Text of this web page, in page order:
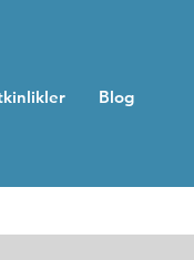
Blog